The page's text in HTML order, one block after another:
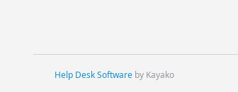
Help Desk Software by Kayako